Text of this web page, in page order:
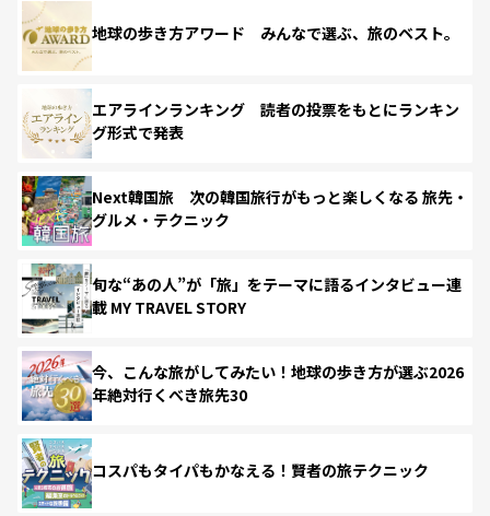
地球の歩き方アワード みんなで選ぶ、旅のベスト。
エアラインランキング 読者の投票をもとにランキン
グ形式で発表
Next韓国旅 次の韓国旅行がもっと楽しくなる 旅先・
グルメ・テクニック
旬な“あの人”が「旅」をテーマに語るインタビュー連
載 MY TRAVEL STORY
今、こんな旅がしてみたい！地球の歩き方が選ぶ2026
年絶対行くべき旅先30
コスパもタイパもかなえる！賢者の旅テクニック